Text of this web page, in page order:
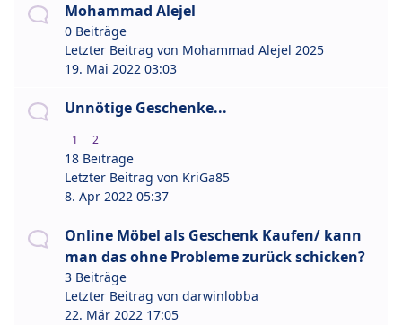
Mohammad Alejel
0 Beiträge
Letzter Beitrag von Mohammad Alejel 2025
19. Mai 2022 03:03
Unnötige Geschenke...
1 2
18 Beiträge
Letzter Beitrag von KriGa85
8. Apr 2022 05:37
Online Möbel als Geschenk Kaufen/ kann
man das ohne Probleme zurück schicken?
3 Beiträge
Letzter Beitrag von darwinlobba
22. Mär 2022 17:05